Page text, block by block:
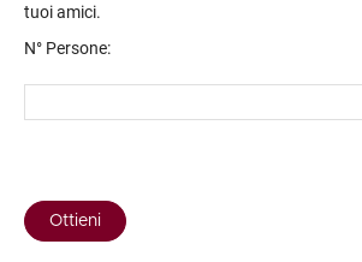
tuoi amici.
N° Persone: